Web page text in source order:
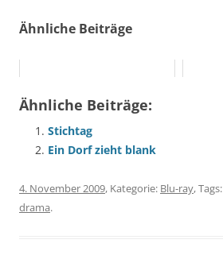
Ähnliche Beiträge
Ähnliche Beiträge:
Stichtag
Ein Dorf zieht blank
4. November 2009, Kategorie: Blu-ray, Tags:
drama.